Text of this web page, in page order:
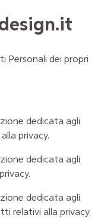
Personali dei propri
dedicata agli
privacy.
dedicata agli
.
dedicata agli
relativi alla privacy.